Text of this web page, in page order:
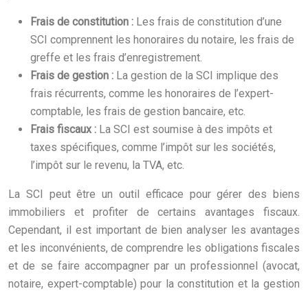
Frais de constitution : Les frais de constitution d’une
SCI comprennent les honoraires du notaire, les frais de
greffe et les frais d’enregistrement.
Frais de gestion : La gestion de la SCI implique des
frais récurrents, comme les honoraires de l’expert-
comptable, les frais de gestion bancaire, etc.
Frais fiscaux : La SCI est soumise à des impôts et
taxes spécifiques, comme l’impôt sur les sociétés,
l’impôt sur le revenu, la TVA, etc.
La SCI peut être un outil efficace pour gérer des biens
immobiliers et profiter de certains avantages fiscaux.
Cependant, il est important de bien analyser les avantages
et les inconvénients, de comprendre les obligations fiscales
et de se faire accompagner par un professionnel (avocat,
notaire, expert-comptable) pour la constitution et la gestion